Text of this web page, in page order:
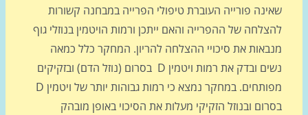
פורייה העוברת טיפולי הפרייה במבחנה קשורות
של ההפרייה והאם ייתכן ורמות הויטמין בנוזלי גוף
את סיכויי ההצלחה להריון. המחקר כלל כמאה
נשים ובדק את רמות ויטמין D בסרום (נוזל הדם) ובזקיקים
מפותחים. במחקר נמצא כי רמות גבוהות יותר של ויטמין D
ובנוזל הזקיקי מעלות את הסיכוי באופן מובהק